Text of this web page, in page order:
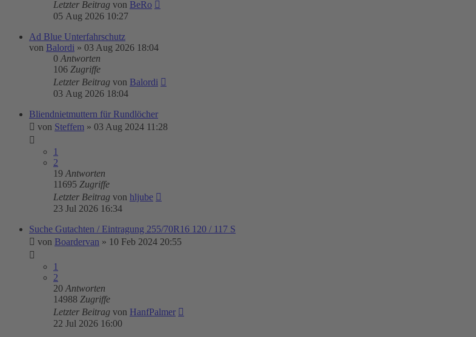
Letzter Beitrag von BeRo
05 Aug 2026 10:27
Ad Blue Unterfahrschutz
von Balordi » 03 Aug 2026 18:04
0 Antworten
106 Zugriffe
Letzter Beitrag von Balordi
03 Aug 2026 18:04
Bliendnietmuttern für Rundlöcher
von Steffem » 03 Aug 2024 11:28
1
2
19 Antworten
11695 Zugriffe
Letzter Beitrag von hljube
23 Jul 2026 16:34
Suche Gutachten / Eintragung 255/70R16 120 / 117 S
von Boardervan » 10 Feb 2024 20:55
1
2
20 Antworten
14988 Zugriffe
Letzter Beitrag von HanfPalmer
22 Jul 2026 16:00